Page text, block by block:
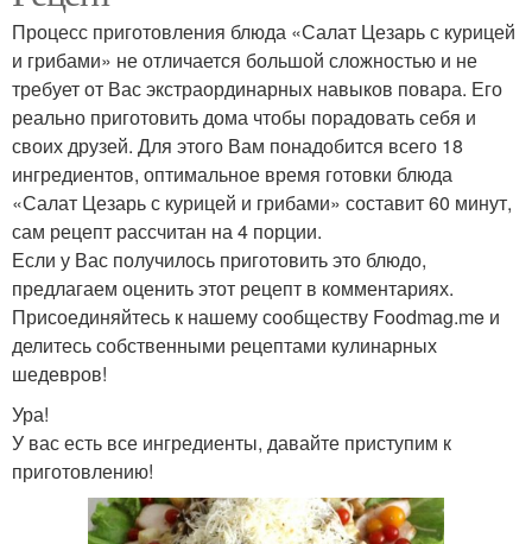
Процесс приготовления блюда «Салат Цезарь с курицей
и грибами» не отличается большой сложностью и не
требует от Вас экстраординарных навыков повара. Его
реально приготовить дома чтобы порадовать себя и
своих друзей. Для этого Вам понадобится всего 18
ингредиентов, оптимальное время готовки блюда
«Салат Цезарь с курицей и грибами» составит 60 минут,
сам рецепт рассчитан на 4 порции.
Если у Вас получилось приготовить это блюдо,
предлагаем оценить этот рецепт в комментариях.
Присоединяйтесь к нашему сообществу Foodmag.me и
делитесь собственными рецептами кулинарных
шедевров!
Ура!
У вас есть все ингредиенты, давайте приступим к
приготовлению!